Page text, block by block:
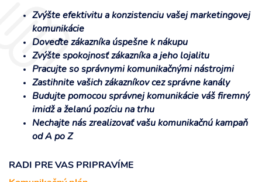
Zvýšte efektivitu a konzistenciu vašej marketingovej
komunikácie
Doveďte zákazníka úspešne k nákupu
Zvýšte spokojnosť zákazníka a jeho lojalitu
Pracujte so správnymi komunikačnými nástrojmi
Zastihnite vašich zákazníkov cez správne kanály
Budujte pomocou správnej komunikácie váš firemný
imidž a želanú pozíciu na trhu
Nechajte nás zrealizovať vašu komunikačnú kampaň
od A po Z
RADI PRE VAS PRIPRAVÍME